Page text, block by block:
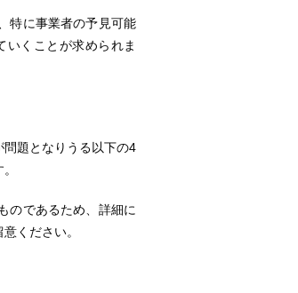
特に事業者の予見可能
いくことが求められま
題となりうる以下の4
であるため、詳細に
ください。